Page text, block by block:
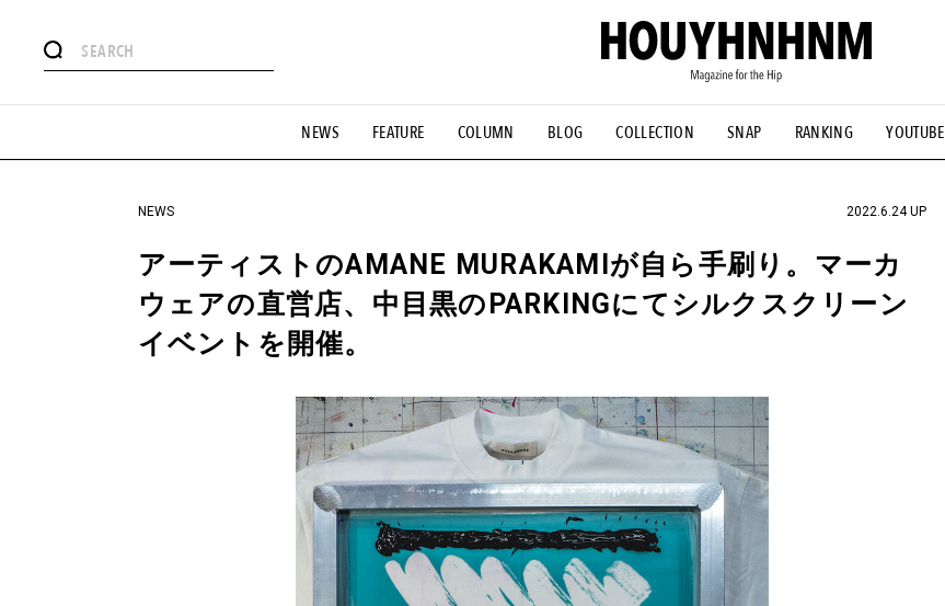
NEWS FEATURE COLUMN BLOG COLLECTION SNAP RANKING YOUTUBE
#憧れの逸品 #ESSENTIAL DESIGNS #古着サミット #NEW VINTAGE #マイナーグッド図鑑
#GH 銘品の所以 #フイナムのYouTube #Commune H #FOCUS IT #AH.H #ととけん #FASHION #MUSIC
#HANDSOME HANDBOOK
NEWS 2022.6.24 UP
アーティストのAMANE MURAKAMIが自ら手刷り。マーカ
ウェアの直営店、中目黒のPARKINGにてシルクスクリーン
イベントを開催。